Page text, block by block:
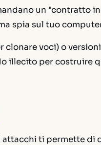
un "contratto
spia sul tuo
clonare voci) o
illecito per costruire
ti permette di